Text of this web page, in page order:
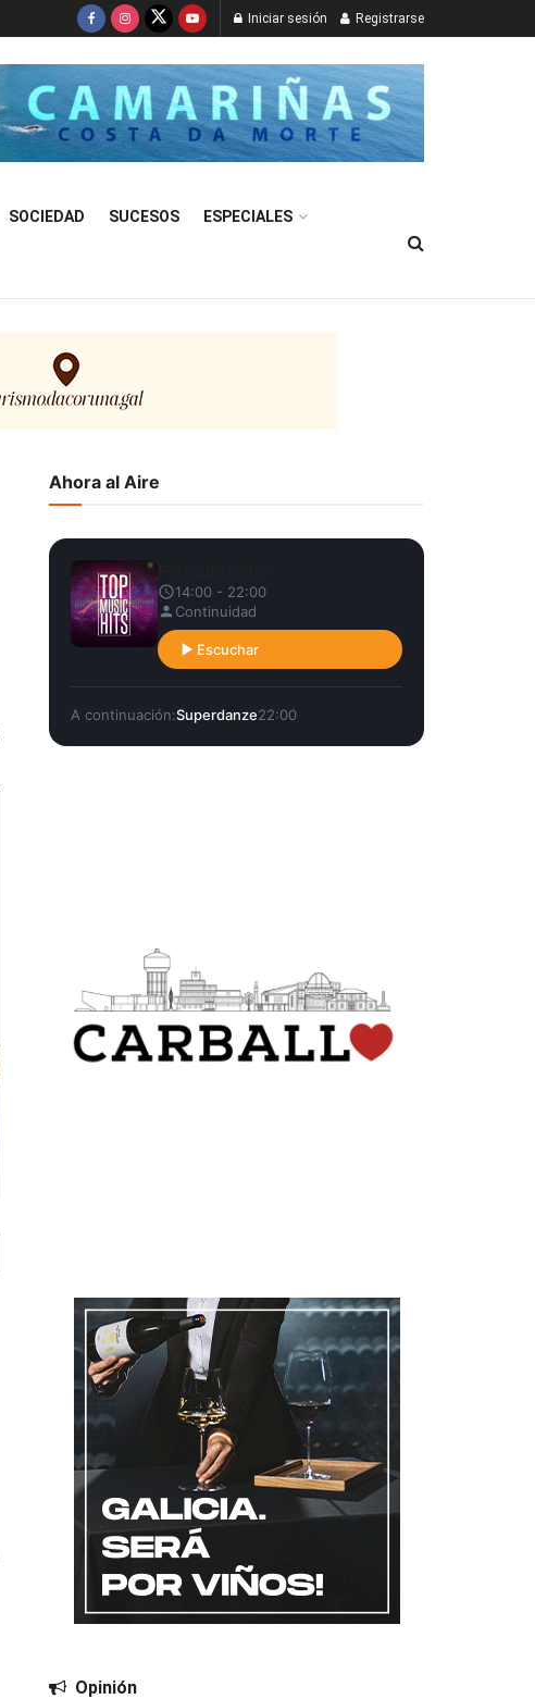
Iniciar sesión Registrarse
SOCIEDAD SUCESOS ESPECIALES
Ahora al Aire
14:00 - 22:00
Continuidad
Escuchar
A continuación:Superdanze22:00
Opinión